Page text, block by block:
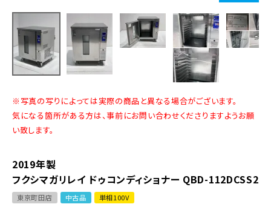
※写真の写りによっては実際の商品と異なる場合がございます。
気になる箇所がある方は、事前にお問い合わせくださりますようお願
い致します。
2019年製
フクシマガリレイ ドゥコンディショナー QBD-112DCSS2
東京町田店 中古品 単相100V